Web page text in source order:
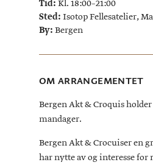
Tid: Kl. 18:00–21:00
Sted: Isotop Fellesatelier,
By: Bergen
OM ARRANGEMENTET
Bergen Akt & Croquis holder
mandager.
Bergen Akt & Crocuiser en
har nytte av og interesse for